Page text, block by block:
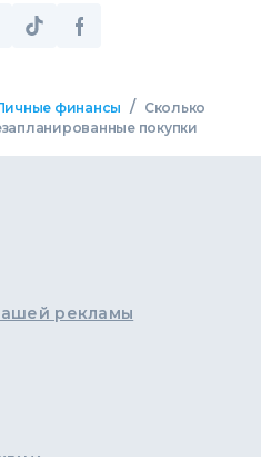
финансы /
Сколько
покупки
рекламы